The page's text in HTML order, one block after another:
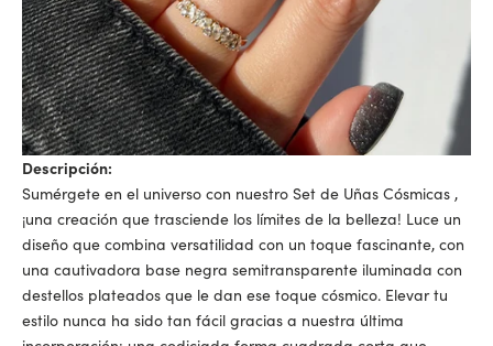
Descripción:
Sumérgete en el universo con nuestro Set de Uñas Cósmicas ,
¡una creación que trasciende los límites de la belleza! Luce un
diseño que combina versatilidad con un toque fascinante, con
una cautivadora base negra semitransparente iluminada con
destellos plateados que le dan ese toque cósmico. Elevar tu
estilo nunca ha sido tan fácil gracias a nuestra última